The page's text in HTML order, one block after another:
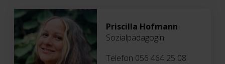
Priscilla Hofmann
Sozialpädagogin
Telefon 056 464 25 08